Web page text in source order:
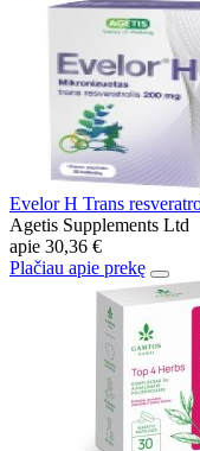
Evelor H Trans
Agetis Supplements Ltd
apie 30,36 €
Plačiau apie prekę